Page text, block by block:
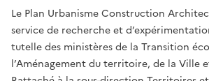
Le Plan Urbanisme Construction
service de recherche et
tutelle des ministères de la Transition
l’Aménagement du territoire, de la Ville